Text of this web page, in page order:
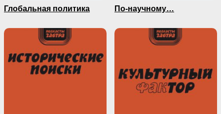
Глобальная политика По-научному…